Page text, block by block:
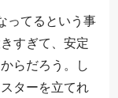
ってるという事
すぎて、安定
らだろう。し
ターを立てれ